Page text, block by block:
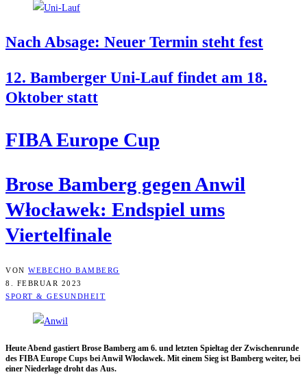
Nach Absa­ge: Neu­er Ter­min steht fest
12. Bam­ber­ger Uni-Lauf fin­det am 18.
Okto­ber statt
FIBA Euro­pe Cup
Bro­se Bam­berg gegen Anwil
Włocła­wek: End­spiel ums
Viertelfinale
VON WEBECHO BAMBERG
8. FEBRUAR 2023
SPORT & GESUNDHEIT
Heu­te Abend gas­tiert Bro­se Bam­berg am 6. und letz­ten Spiel­tag der Zwi­schen­run­de
des FIBA Euro­pe Cups bei Anwil Włocła­wek. Mit einem Sieg ist Bam­berg wei­ter, bei
einer Nie­der­la­ge droht das Aus.